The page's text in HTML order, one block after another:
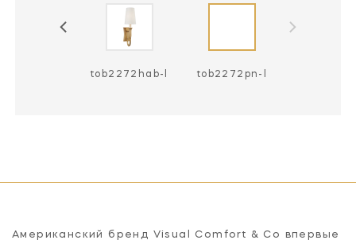
tob2272hab-l tob2272pn-l
Американский бренд Visual Comfort & Co впервые